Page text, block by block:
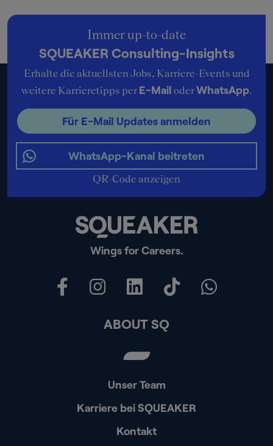
Wings for Careers.
Immer up-to-date
SQUEAKER Consulting-Insights
Erhalte die aktuellsten Jobs, Karriere-Events und
weitere Karrieretipps per E-Mail oderWhatsApp.
Für E-Mail Updates anmelden
WhatsApp-Kanal beitreten
QR-Code anzeigen
ABOUT SQ
Unser Team
Karriere bei SQUEAKER
Kontakt